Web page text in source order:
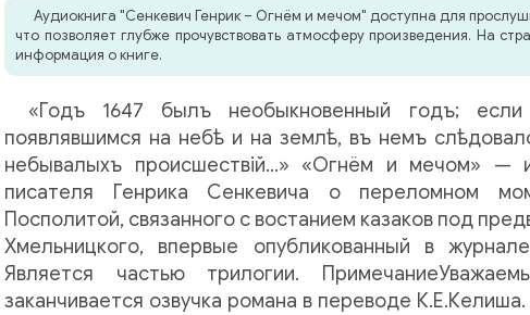
Аудиокнига "Сенкевич Генрик – Огнём и мечом" доступна для
что позволяет глубже прочувствовать атмосферу произведения. На
информация о книге.
«Годъ 1647 былъ необыкновенный годъ; если
появлявшимся на небѣ и на землѣ, въ немъ
небывалыхъ происшествій...» «Огнём и мечом» —
писателя Генрика Сенкевича о переломном
Посполитой, связанного с востанием казаков под
Хмельницкого, впервые опубликованный в
Является частью трилогии.
заканчивается озвучка романа в переводе